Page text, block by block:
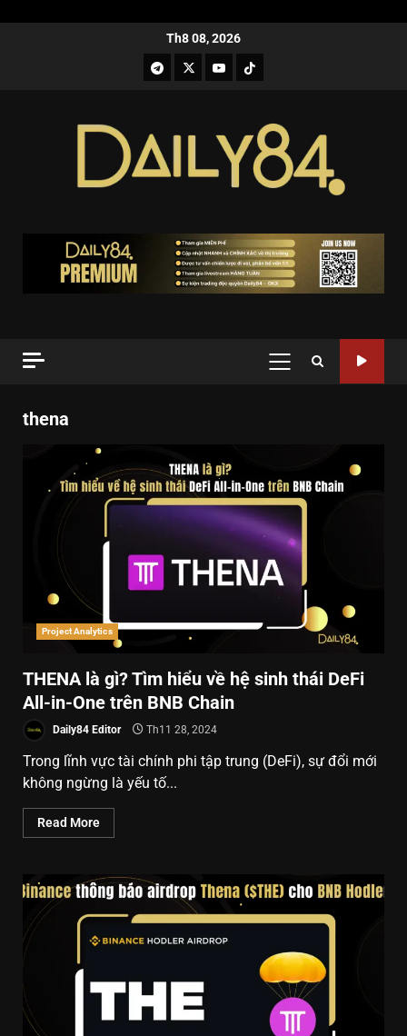
Th8 08, 2026
thena
Project Analytics
THENA là gì? Tìm hiểu về hệ sinh thái DeFi
All-in-One trên BNB Chain
Daily84 Editor Th11 28, 2024
Trong lĩnh vực tài chính phi tập trung (DeFi), sự đổi mới
không ngừng là yếu tố...
Read More